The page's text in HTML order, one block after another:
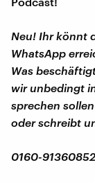
Neu! Ihr könnt
WhatsApp
Was
wir unbedingt
sprechen
oder schreibt
0160-91360852